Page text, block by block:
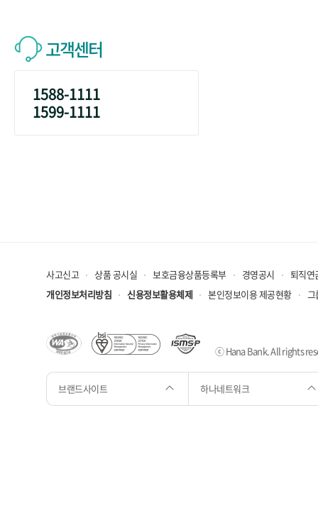
고객센터
1588-1111
1599-1111
사고신고 상품 공시실 보호금융상품등록부 경영공시
퇴직연
개인정보처리방침
신용정보활용체제 본인정보이용 제공현황 그
ⓒ Hana Bank. All rights
브랜드사이트 하나네트워크